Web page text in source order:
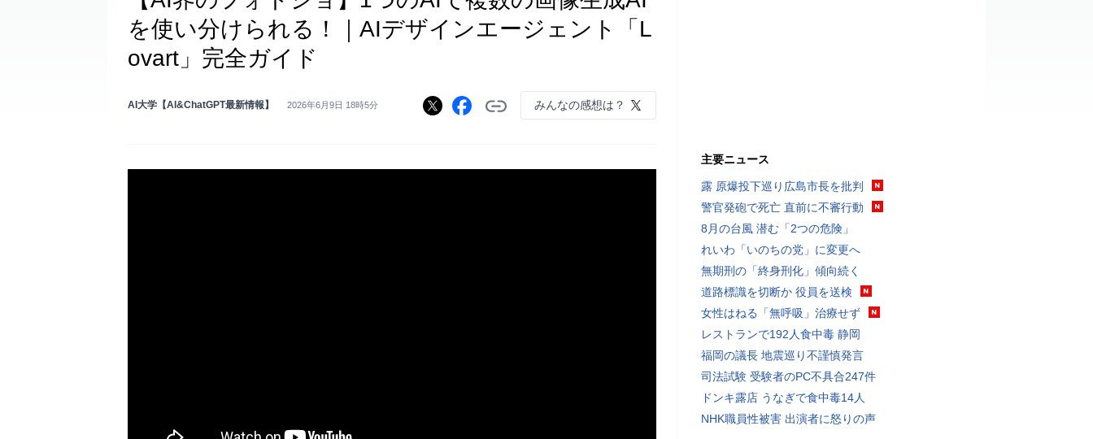
を使い分けられる！｜AIデザインエージェント「L
ovart」完全ガイド
AI大学【AI&ChatGPT最新情報】 2026年6月9日 18時5分 みんなの感想は？
主要ニュース
露 原爆投下巡り広島市長を批判
警官発砲で死亡 直前に不審行動
8月の台風 潜む「2つの危険」
れいわ「いのちの党」に変更へ
無期刑の「終身刑化」傾向続く
道路標識を切断か 役員を送検
女性はねる「無呼吸」治療せず
レストランで192人食中毒 静岡
福岡の議長 地震巡り不謹慎発言
司法試験 受験者のPC不具合247件
ドンキ露店 うなぎで食中毒14人
NHK職員性被害 出演者に怒りの声